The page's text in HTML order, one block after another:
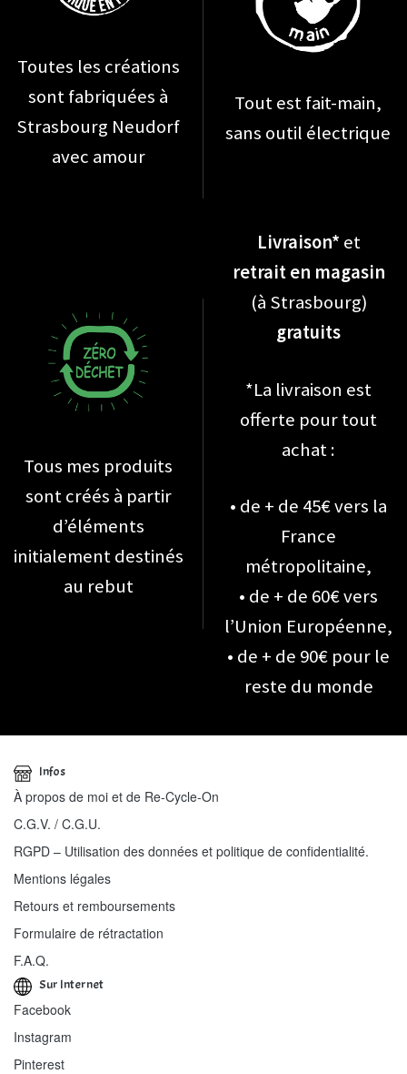
Toutes les créations
sont fabriquées à
Strasbourg Neudorf
avec amour
Tout est fait-main,
sans outil électrique
Tous mes produits
sont créés à partir
d’éléments
initialement destinés
au rebut
Livraison* et
retrait en magasin
(à Strasbourg)
gratuits
*La livraison est
offerte pour tout
achat :
• de + de 45€ vers la
France
métropolitaine,
• de + de 60€ vers
l’Union Européenne,
• de + de 90€ pour le
reste du monde
Infos
À propos de moi et de Re-Cycle-On
C.G.V. / C.G.U.
RGPD – Utilisation des données et politique de confidentialité.
Mentions légales
Retours et remboursements
Formulaire de rétractation
F.A.Q.
Sur Internet
Facebook
Instagram
Pinterest